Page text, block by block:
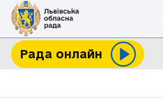
Рада онлайн